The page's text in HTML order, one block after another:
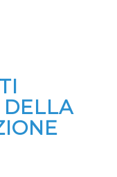
DELLA